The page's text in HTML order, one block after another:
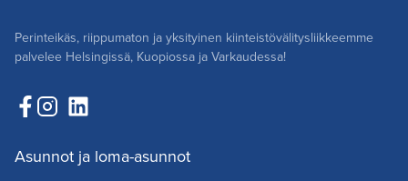
Perinteikäs, riippumaton ja yksityinen kiinteistövälitysliikkeemme
palvelee Helsingissä, Kuopiossa ja Varkaudessa!
Asunnot ja loma-asunnot